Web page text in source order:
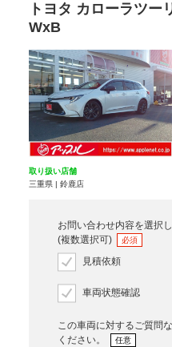
トヨタ カローラツー
WxB
取り扱い店舗
三重県 | 鈴鹿店
お問い合わせ内容を選択し
(複数選択可)
必須
見積依頼
車両状態確認
この車両に対するご質問
ください。
任意